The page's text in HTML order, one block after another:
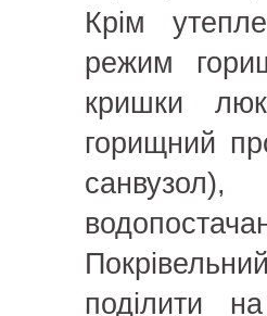
Крім
режим
кришки
горищний
поділити